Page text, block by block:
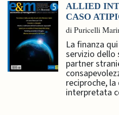
ALLIED
CASO
di Puricelli
La finanza
servizio dello
partner
reciproche,
interpretata